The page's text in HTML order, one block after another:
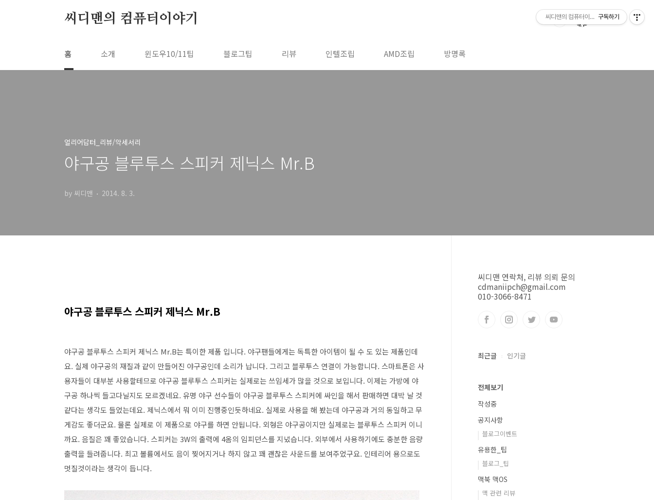
씨디맨의 컴퓨터이야기
홈 소개 윈도우10/11팁 블로그팁 리뷰 인텔조립 AMD조립 방명록
얼리어답터_리뷰/악세서리
야구공 블루투스 스피커 제닉스 Mr.B
by 씨디맨 2014. 8. 3.
야구공 블루투스 스피커 제닉스 Mr.B
야구공 블루투스 스피커 제닉스 Mr.B는 특이한 제품 입니다. 야구팬들에게는 독특한 아이템이 될 수 도 있는 제품인데
요. 실제 야구공의 재질과 같이 만들어진 야구공인데 소리가 납니다. 그리고 블루투스 연결이 가능합니다. 스마트폰은 사
용자들이 대부분 사용할테므로 야구공 블루투스 스피커는 실제로는 쓰임세가 많을 것으로 보입니다. 이제는 가방에 야
구공 하나씩 들고다닐지도 모르겠네요. 유명 야구 선수들이 야구공 블루투스 스피커에 싸인을 해서 판매하면 대박 날 것
같다는 생각도 들었는데요. 제닉스에서 뭐 이미 진행중인듯하네요. 실제로 사용을 해 봤는데 야구공과 거의 동일하고 무
게감도 좋더군요. 물론 실제로 이 제품으로 야구를 하면 안됩니다. 외형은 야구공이지만 실제로는 블루투스 스피커 이니
까요. 음질은 꽤 좋았습니다. 스피커는 3W의 출력에 4옴의 임피던스를 지녔습니다. 외부에서 사용하기에도 충분한 음량
출력을 들려줍니다. 최고 볼륨에서도 음이 찢어지거나 하지 않고 꽤 괜찮은 사운드를 보여주었구요. 인테리어 용으로도
멋질것이라는 생각이 듭니다.
씨디맨 연락처, 리뷰 의뢰 문의
cdmaniipch@gmail.com
010-3066-8471
최근글 인기글
전체보기
작성중
공지사항
블로그이벤트
유용한_팁
블로그_팁
맥북 맥OS
맥 관련 리뷰
씨디맨의 컴퓨터이야기구독하기